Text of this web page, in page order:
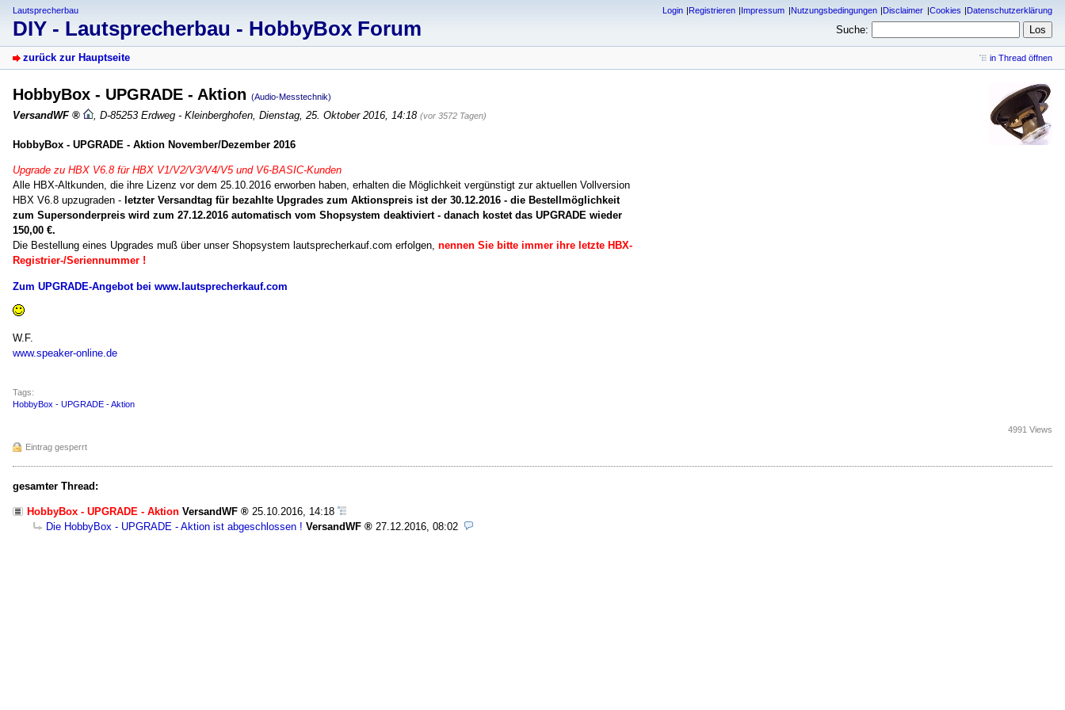
Lautsprecherbau
DIY - Lautsprecherbau - HobbyBox Forum
Login Registrieren Impressum Nutzungsbedingungen Disclaimer Cookies Datenschutzerklärung
Suche:
zurück zur Hauptseite in Thread öffnen
HobbyBox - UPGRADE - Aktion (Audio-Messtechnik)
VersandWF , D-85253 Erdweg - Kleinberghofen, Dienstag, 25. Oktober 2016, 14:18 (vor 3572 Tagen)
HobbyBox - UPGRADE - Aktion November/Dezember 2016
Upgrade zu HBX V6.8 für HBX V1/V2/V3/V4/V5 und V6-BASIC-Kunden
Alle HBX-Altkunden, die ihre Lizenz vor dem 25.10.2016 erworben haben, erhalten die Möglichkeit vergünstigt zur aktuellen Vollversion
HBX V6.8 upzugraden - letzter Versandtag für bezahlte Upgrades zum Aktionspreis ist der 30.12.2016 - die Bestellmöglichkeit
zum Supersonderpreis wird zum 27.12.2016 automatisch vom Shopsystem deaktiviert - danach kostet das UPGRADE wieder
150,00 €.
Die Bestellung eines Upgrades muß über unser Shopsystem lautsprecherkauf.com erfolgen, nennen Sie bitte immer ihre letzte HBX-
Registrier-/Seriennummer !
Zum UPGRADE-Angebot bei www.lautsprecherkauf.com
W.F.
www.speaker-online.de
Tags:
HobbyBox - UPGRADE - Aktion
Eintrag gesperrt
4991 Views
gesamter Thread:
HobbyBox - UPGRADE - Aktion VersandWF
25.10.2016, 14:18
Die HobbyBox - UPGRADE - Aktion ist abgeschlossen ! VersandWF 27.12.2016, 08:02